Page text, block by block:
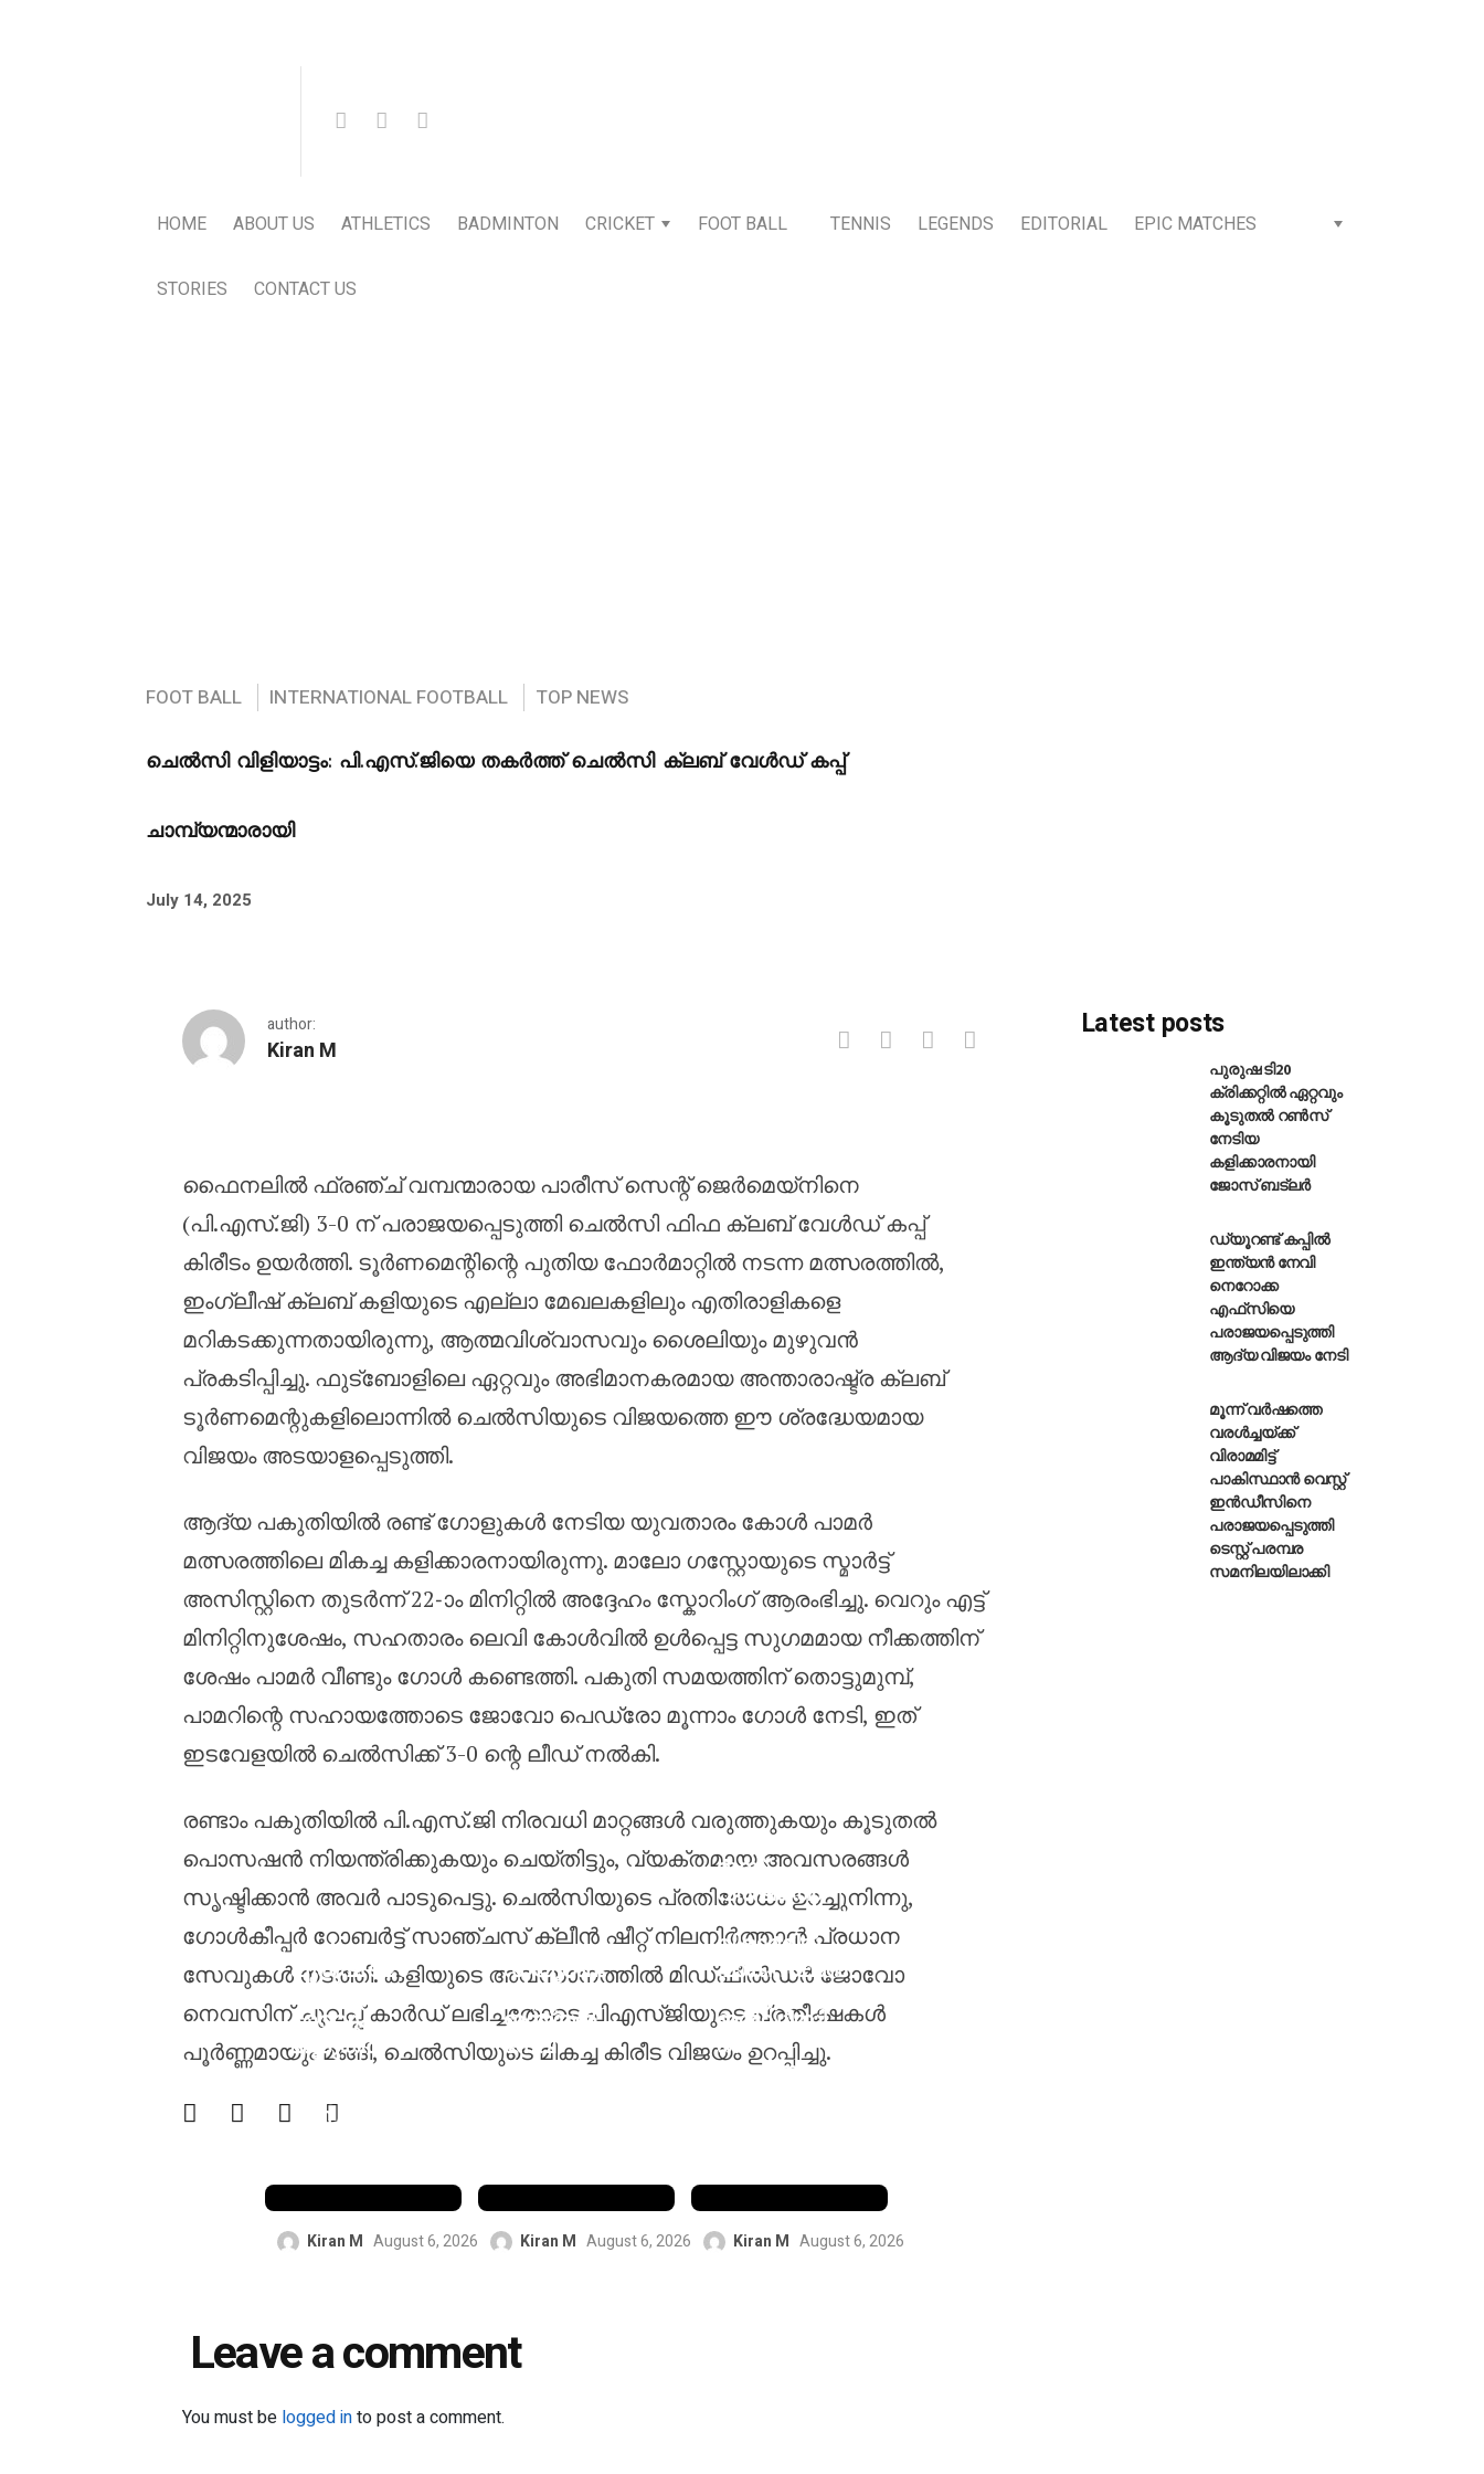
HOME ABOUT US ATHLETICS BADMINTON CRICKET FOOT BALL TENNIS LEGENDS EDITORIAL EPIC MATCHES
STORIES CONTACT US
FOOT BALL INTERNATIONAL FOOTBALL TOP NEWS
ചെൽസി വിളിയാട്ടം: പി.എസ്.ജിയെ തകർത്ത് ചെൽസി ക്ലബ് വേൾഡ് കപ്പ്
ചാമ്പ്യന്മാരായി
July 14, 2025
author:
Kiran M
ചെൽസി വിളിയാട്ടം: പി.എസ്.ജിയെ തകർത്ത് ചെൽസി ക്ലബ് വേൾഡ് കപ്പ് ചാമ്പ്യന്മാരായി
ഫൈനലിൽ ഫ്രഞ്ച് വമ്പന്മാരായ പാരീസ് സെന്റ് ജെർമെയ്‌നിനെ
(പി.എസ്.ജി) 3-0 ന് പരാജയപ്പെടുത്തി ചെൽസി ഫിഫ ക്ലബ് വേൾഡ് കപ്പ്
കിരീടം ഉയർത്തി. ടൂർണമെന്റിന്റെ പുതിയ ഫോർമാറ്റിൽ നടന്ന മത്സരത്തിൽ,
ഇംഗ്ലീഷ് ക്ലബ് കളിയുടെ എല്ലാ മേഖലകളിലും എതിരാളികളെ
മറികടക്കുന്നതായിരുന്നു, ആത്മവിശ്വാസവും ശൈലിയും മുഴുവൻ
പ്രകടിപ്പിച്ചു. ഫുട്ബോളിലെ ഏറ്റവും അഭിമാനകരമായ അന്താരാഷ്ട്ര ക്ലബ്
ടൂർണമെന്റുകളിലൊന്നിൽ ചെൽസിയുടെ വിജയത്തെ ഈ ശ്രദ്ധേയമായ
വിജയം അടയാളപ്പെടുത്തി.
ആദ്യ പകുതിയിൽ രണ്ട് ഗോളുകൾ നേടിയ യുവതാരം കോൾ പാമർ
മത്സരത്തിലെ മികച്ച കളിക്കാരനായിരുന്നു. മാലോ ഗസ്റ്റോയുടെ സ്മാർട്ട്
അസിസ്റ്റിനെ തുടർന്ന് 22-ാം മിനിറ്റിൽ അദ്ദേഹം സ്കോറിംഗ് ആരംഭിച്ചു. വെറും എട്ട്
മിനിറ്റിനുശേഷം, സഹതാരം ലെവി കോൾവിൽ ഉൾപ്പെട്ട സുഗമമായ നീക്കത്തിന്
ശേഷം പാമർ വീണ്ടും ഗോൾ കണ്ടെത്തി. പകുതി സമയത്തിന് തൊട്ടുമുമ്പ്,
പാമറിന്റെ സഹായത്തോടെ ജോവോ പെഡ്രോ മൂന്നാം ഗോൾ നേടി, ഇത്
ഇടവേളയിൽ ചെൽസിക്ക് 3-0 ന്റെ ലീഡ് നൽകി.
രണ്ടാം പകുതിയിൽ പി.എസ്.ജി നിരവധി മാറ്റങ്ങൾ വരുത്തുകയും കൂടുതൽ
പൊസഷൻ നിയന്ത്രിക്കുകയും ചെയ്തിട്ടും, വ്യക്തമായ അവസരങ്ങൾ
സൃഷ്ടിക്കാൻ അവർ പാടുപെട്ടു. ചെൽസിയുടെ പ്രതിരോധം ഉറച്ചുനിന്നു,
ഗോൾകീപ്പർ റോബർട്ട് സാഞ്ചസ് ക്ലീൻ ഷീറ്റ് നിലനിർത്താൻ പ്രധാന
സേവുകൾ നടത്തി. കളിയുടെ അവസാനത്തിൽ മിഡ്ഫീൽഡർ ജോവോ
നെവസിന് ചുവപ്പ് കാർഡ് ലഭിച്ചതോടെ പിഎസ്ജിയുടെ പ്രതീക്ഷകൾ
പൂർണ്ണമായും മങ്ങി, ചെൽസിയുടെ മികച്ച കിരീട വിജയം ഉറപ്പിച്ചു.
പുരുഷ ടി20
ഏറ്റവും
കൂടുതൽ
റൺസ്
കളിക്കാരനാ
Kiran M August 6, 2026
ഡ്യൂറണ്ട്
ഇന്ത്യൻ
നേവി
നെറോക്ക
Kiran M August 6, 2026
മൂന്ന്
വർഷത്തെ
വരൾച്ചയ്ക്ക്
വിരാമമിട്ട്
പാകിസ്ഥാൻ
ഇൻഡീസി
നെ
പരാജയപ്പെടു
Kiran M August 6, 2026
Leave a comment
You must be logged into post a comment.
Latest posts
പുരുഷ ടി20
ക്രിക്കറ്റിൽ ഏറ്റവും
കൂടുതൽ റൺസ്
നേടിയ
കളിക്കാരനായി
ജോസ് ബട്‌ലർ
ഡ്യൂറണ്ട് കപ്പിൽ
ഇന്ത്യൻ നേവി
നെറോക്ക
എഫ്‌സിയെ
പരാജയപ്പെടുത്തി
ആദ്യ വിജയം നേടി
മൂന്ന് വർഷത്തെ
വരൾച്ചയ്ക്ക്
വിരാമമിട്ട്
പാകിസ്ഥാൻ വെസ്റ്റ്
ഇൻഡീസിനെ
പരാജയപ്പെടുത്തി
ടെസ്റ്റ് പരമ്പര
സമനിലയിലാക്കി